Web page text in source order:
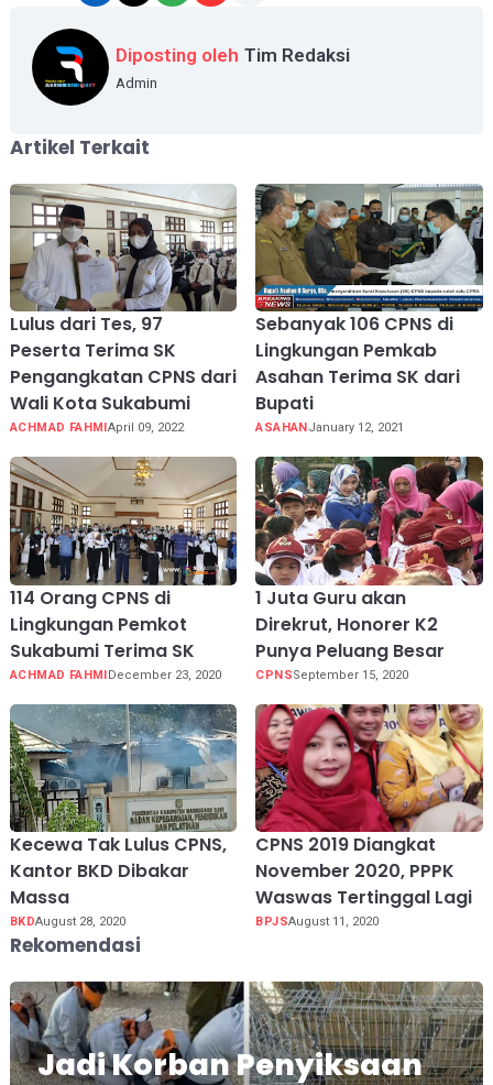
Diposting oleh Tim Redaksi
Admin
Artikel Terkait
Lulus dari Tes, 97
Peserta Terima SK
Pengangkatan CPNS dari
Wali Kota Sukabumi
ACHMAD FAHMI April 09, 2022
Sebanyak 106 CPNS di
Lingkungan Pemkab
Asahan Terima SK dari
Bupati
ASAHAN January 12, 2021
114 Orang CPNS di
Lingkungan Pemkot
Sukabumi Terima SK
ACHMAD FAHMIDecember 23, 2020
1 Juta Guru akan
Direkrut, Honorer K2
Punya Peluang Besar
CPNSSeptember 15, 2020
Kecewa Tak Lulus CPNS,
Kantor BKD Dibakar
Massa
BKDAugust 28, 2020
CPNS 2019 Diangkat
November 2020, PPPK
Waswas Tertinggal Lagi
BPJSAugust 11, 2020
Rekomendasi
Jadi Korban Penyiksaan